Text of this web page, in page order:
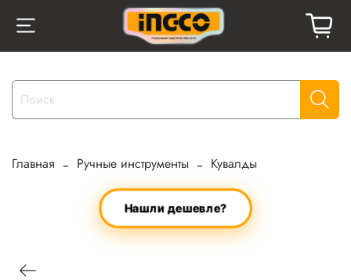
Главная Ручные инструменты Кувалды
Нашли дешевле?